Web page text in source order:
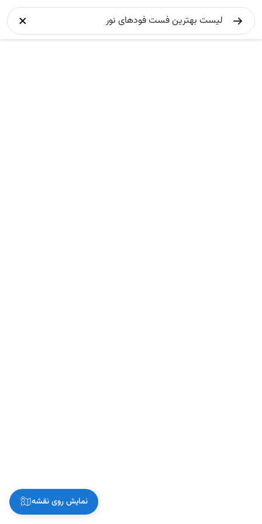
نمایش روی نقشه